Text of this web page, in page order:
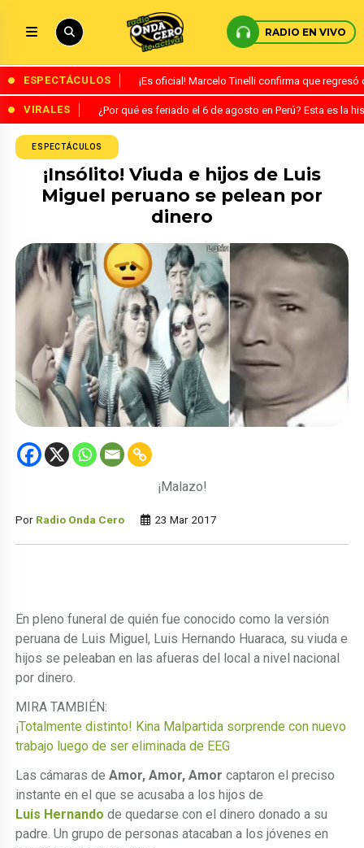
RADIO EN VIVO
ESPECTÁCULOS ¡Es oficial! Marcelo Tinelli confirma que
VIRALES ¿Por qué es feriado el 6 de agosto en Perú? Esta es la
ESPECTÁCULOS
¡Insólito! Viuda e hijos de Luis
Miguel peruano se pelean por
dinero
¡Malazo!
Por Radio Onda Cero 23 Mar 2017
En pleno funeral de quién fue conocido como la versión
peruana de Luis Miguel, Luis Hernando Huaraca, su viuda e
hijos se peleaban en las afueras del local a nivel nacional
por dinero.
MIRA TAMBIÉN:
¡Totalmente distinto! Kina Malpartida sorprende con nuevo
trabajo luego de ser eliminada de EEG
Las cámaras de Amor, Amor, Amor captaron el preciso
instante en el que se acusaba a los hijos de
Luis Hernando de quedarse con el dinero donado a su
padre. Un grupo de personas atacaban a los jóvenes en